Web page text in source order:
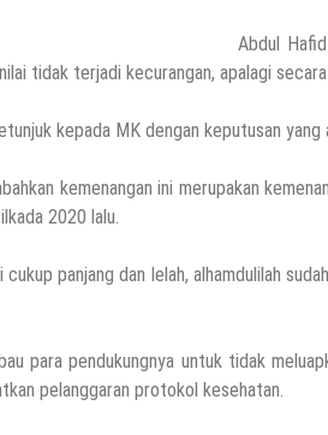
Abdul
tidak terjadi kecurangan, apalagi
kepada MK dengan keputusan yang
kemenangan ini merupakan
2020 lalu.
cukup panjang dan lelah, alhamdulilah
para pendukungnya untuk tidak
pelanggaran protokol kesehatan.